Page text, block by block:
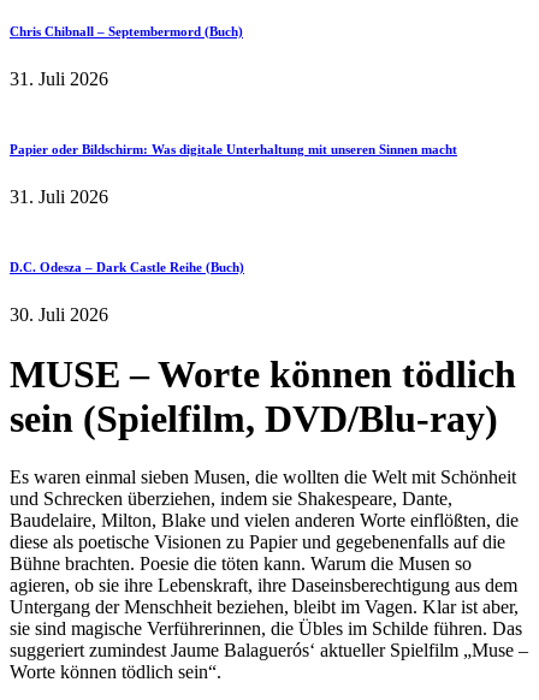
Chris Chibnall – Septembermord (Buch)
31. Juli 2026
Papier oder Bildschirm: Was digitale Unterhaltung mit unseren Sinnen macht
31. Juli 2026
D.C. Odesza – Dark Castle Reihe (Buch)
30. Juli 2026
MUSE – Worte können tödlich
sein (Spielfilm, DVD/Blu-ray)
Es waren einmal sieben Musen, die wollten die Welt mit Schönheit
und Schrecken überziehen, indem sie Shakespeare, Dante,
Baudelaire, Milton, Blake und vielen anderen Worte einflößten, die
diese als poetische Visionen zu Papier und gegebenenfalls auf die
Bühne brachten. Poesie die töten kann. Warum die Musen so
agieren, ob sie ihre Lebenskraft, ihre Daseinsberechtigung aus dem
Untergang der Menschheit beziehen, bleibt im Vagen. Klar ist aber,
sie sind magische Verführerinnen, die Übles im Schilde führen. Das
suggeriert zumindest Jaume Balaguerós‘ aktueller Spielfilm „Muse –
Worte können tödlich sein“.